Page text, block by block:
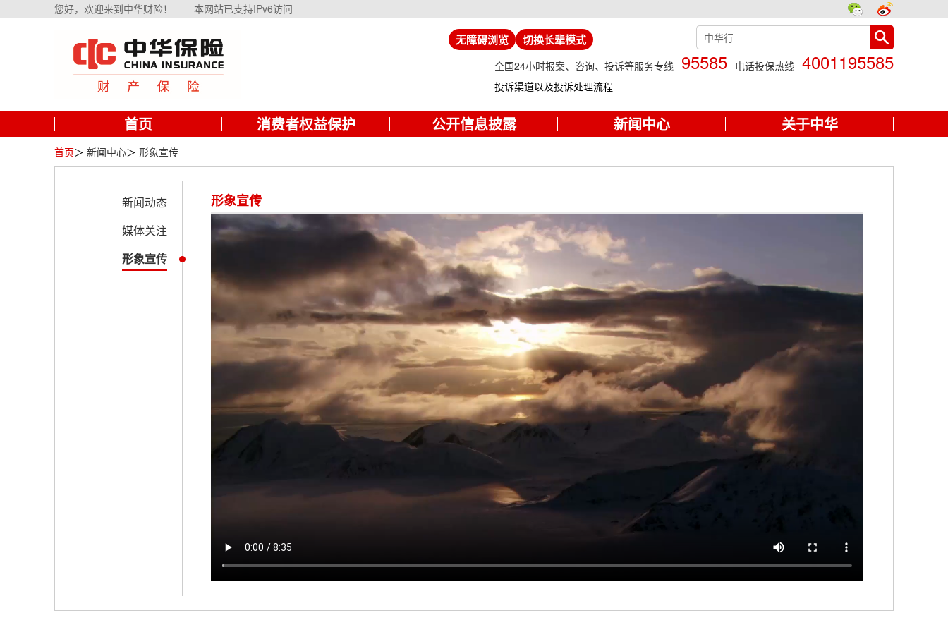
您好，欢迎来到中华财险！ 本网站已支持IPv6访问
无障碍浏览 切换长辈模式
全国24小时报案、咨询、投诉等服务专线 95585 电话投保热线 4001195585
投诉渠道以及投诉处理流程
首页 消费者权益保护 公开信息披露 新闻中心 关于中华
首页＞ 新闻中心＞ 形象宣传
新闻动态
媒体关注
形象宣传
形象宣传